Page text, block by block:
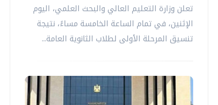
تعلن وزارة التعليم العالي والبحث العلمي، اليوم
الإثنين، في تمام الساعة الخامسة مساءً، نتيجة
تنسيق المرحلة الأولى لطلاب الثانوية العامة...